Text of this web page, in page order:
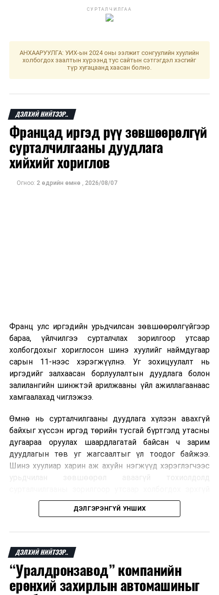
Хөвсгөл аймгийн Баянзүрх суманд газар хөдөлжээ
СУРТАЛЧИЛГАА
АНХААРУУЛГА: УИХ-ын 2024 оны ээлжит сонгуулийн хуулийн
холбогдох заалтын хүрээнд тус сайтын сэтгэгдэл хэсгийг
түр хугацаанд хаасан болно.
ДЭЛХИЙ НИЙТЭЭР..
Францад иргэд рүү зөвшөөрөлгүй
сурталчилгааны дуудлага
хийхийг хориглов
Огноо: 2 өдрийн өмнө , 2026/08/07
Франц улс иргэдийн урьдчилсан зөвшөөрөлгүйгээр
бараа, үйлчилгээ сурталчлах зорилгоор утсаар
холбогдохыг хориглосон шинэ хуулийг наймдугаар
сарын 11-нээс хэрэгжүүлнэ. Уг зохицуулалт нь
иргэдийг залхаасан борлуулалтын дуудлага болон
залилангийн шинжтэй арилжааны үйл ажиллагаанаас
хамгаалахад чиглэжээ.
Өмнө нь сурталчилгааны дуудлага хүлээн авахгүй
байхыг хүссэн иргэд төрийн тусгай бүртгэлд утасны
дугаараа оруулах шаардлагатай байсан ч зарим
дуудлагын төв уг жагсаалтыг үл тоодог байжээ.
Шинэ хуулиар харин аж ахуйн нэгжүүд хэрэглэгчээс
урьдчилан зөвшөөрөл аваагүй тохиолдолд
болно. Иргэн өгсөн зөвшөөрлөө хүссэн үедээ цуцлах
Францын эрх баригчдын тооцоолсноор тус улсын
иргэдийн дөрөвний гурав орчим нь долоо хоног бүр
дор хаяж нэг удаа хүсээгүй сурталчилгааны дуудлага
хүлээн авдаг бөгөөд олон хүн үүнээс ч олон
дуудлагад өртдөг байна. Хэрэглэгчийн эрхийг
ДЭЛГЭРЭНГҮЙ УНШИХ
ДЭЛХИЙ НИЙТЭЭР..
“Уралдронзавод” компанийн
ерөнхий захирлын автомашиныг